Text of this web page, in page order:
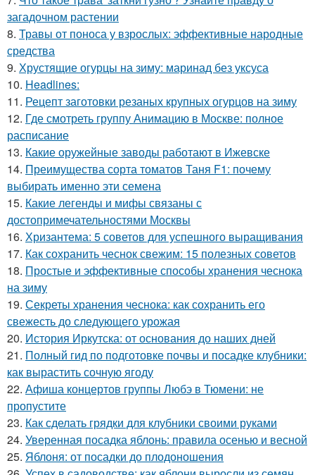
загадочном растении
8. Травы от поноса у взрослых: эффективные народные
средства
9. Хрустящие огурцы на зиму: маринад без уксуса
10. Headlines:
11. Рецепт заготовки резаных крупных огурцов на зиму
12. Где смотреть группу Анимацию в Москве: полное
расписание
13. Какие оружейные заводы работают в Ижевске
14. Преимущества сорта томатов Таня F1: почему
выбирать именно эти семена
15. Какие легенды и мифы связаны с
достопримечательностями Москвы
16. Хризантема: 5 советов для успешного выращивания
17. Как сохранить чеснок свежим: 15 полезных советов
18. Простые и эффективные способы хранения чеснока
на зиму
19. Секреты хранения чеснока: как сохранить его
свежесть до следующего урожая
20. История Иркутска: от основания до наших дней
21. Полный гид по подготовке почвы и посадке клубники:
как вырастить сочную ягоду
22. Афиша концертов группы Любэ в Тюмени: не
пропустите
23. Как сделать грядки для клубники своими руками
24. Уверенная посадка яблонь: правила осенью и весной
25. Яблоня: от посадки до плодоношения